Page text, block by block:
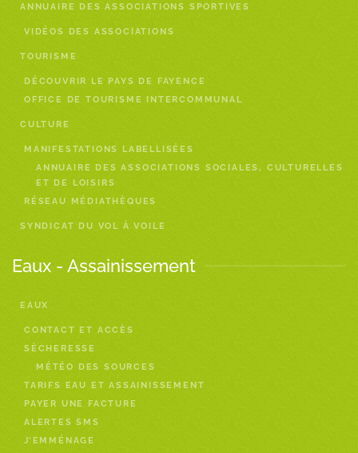
ANNUAIRE DES ASSOCIATIONS SPORTIVES
VIDÉOS DES ASSOCIATIONS
TOURISME
DÉCOUVRIR LE PAYS DE FAYENCE
OFFICE DE TOURISME INTERCOMMUNAL
CULTURE
MANIFESTATIONS LABELLISÉES
ANNUAIRE DES ASSOCIATIONS SOCIALES, CULTURELLES
ET DE LOISIRS
RÉSEAU MÉDIATHÈQUES
SYNDICAT DU VOL À VOILE
Eaux - Assainissement
EAUX
CONTACT ET ACCÈS
SÈCHERESSE
MÉTÉO DES SOURCES
TARIFS EAU ET ASSAINISSEMENT
PAYER UNE FACTURE
ALERTES SMS
J’EMMÉNAGE